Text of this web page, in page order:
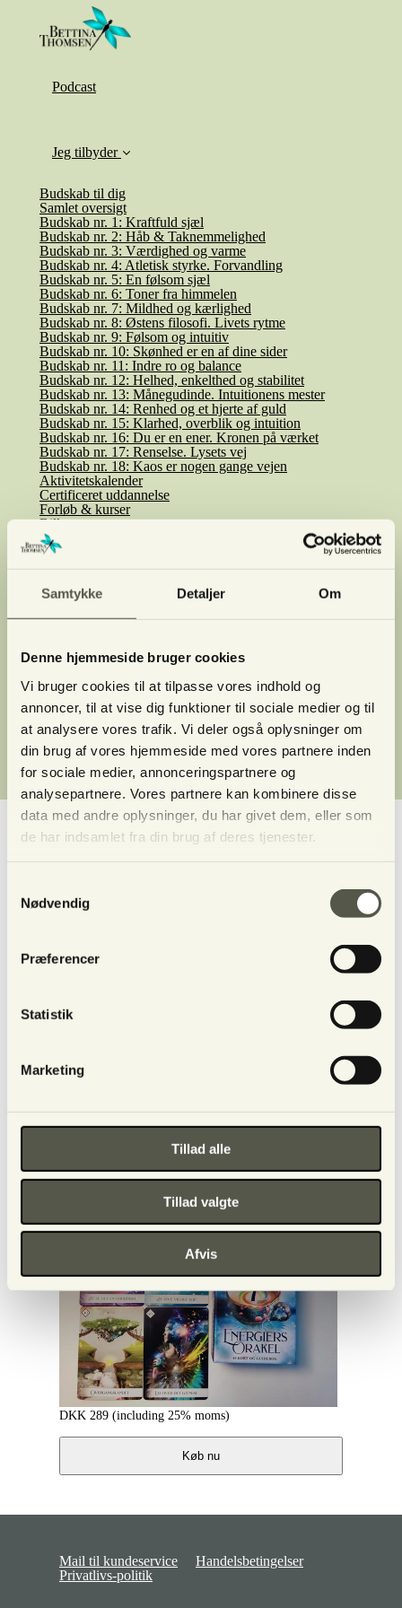
Samtykke Detaljer Om
Denne hjemmeside bruger cookies
Vi bruger cookies til at tilpasse vores indhold og
annoncer, til at vise dig funktioner til sociale medier og til
at analysere vores trafik. Vi deler også oplysninger om
din brug af vores hjemmeside med vores partnere inden
for sociale medier, annonceringspartnere og
analysepartnere. Vores partnere kan kombinere disse
data med andre oplysninger, du har givet dem, eller som
de har indsamlet fra din brug af deres tjenester.
Nødvendig
Præferencer
Statistik
Marketing
Tillad alle
Tillad valgte
Afvis
Podcast
Jeg tilbyder
Budskab til dig
Samlet oversigt
Budskab nr. 1: Kraftfuld sjæl
Budskab nr. 2: Håb & Taknemmelighed
Budskab nr. 3: Værdighed og varme
Budskab nr. 4: Atletisk styrke. Forvandling
Budskab nr. 5: En følsom sjæl
Budskab nr. 6: Toner fra himmelen
Budskab nr. 7: Mildhed og kærlighed
Budskab nr. 8: Østens filosofi. Livets rytme
Budskab nr. 9: Følsom og intuitiv
Budskab nr. 10: Skønhed er en af dine sider
Budskab nr. 11: Indre ro og balance
Budskab nr. 12: Helhed, enkelthed og stabilitet
Budskab nr. 13: Månegudinde. Intuitionens mester
Budskab nr. 14: Renhed og et hjerte af guld
Budskab nr. 15: Klarhed, overblik og intuition
Budskab nr. 16: Du er en ener. Kronen på værket
Budskab nr. 17: Renselse. Lysets vej
Budskab nr. 18: Kaos er nogen gange vejen
Aktivitetskalender
Certificeret uddannelse
Forløb & kurser
Billetter
1:1 session
Netværk
Erhvervsrådgivning Referencer Om Bettina
Clairvoyance/afdød Kontakt
Handelsbetingelser
Privatlivs-politik
Tilmeld nyhedsmail
Fortrydelse af køb Log ind
De 7 Energiers Orakel Kort
dansk guidebog - Lavet af Collette Baron-Reid
Send indlæg
Pin
DKK 289 (including 25% moms)
Køb nu
Mail til kundeservice
Handelsbetingelser
Privatlivs-politik